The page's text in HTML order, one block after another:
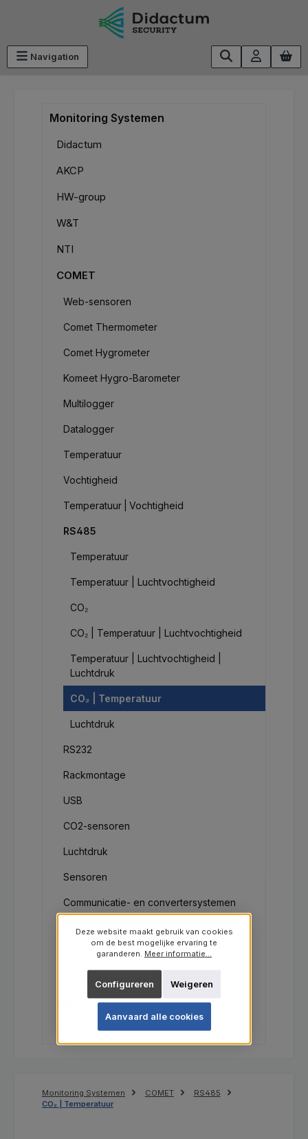
Navigation
Monitoring Systemen
Didactum
AKCP
HW-group
W&T
NTI
COMET
Web-sensoren
Comet Thermometer
Comet Hygrometer
Komeet Hygro-Barometer
Multilogger
Datalogger
Temperatuur
Vochtigheid
Temperatuur | Vochtigheid
RS485
Temperatuur
Temperatuur | Luchtvochtigheid
CO₂
CO₂ | Temperatuur | Luchtvochtigheid
Temperatuur | Luchtvochtigheid |
Luchtdruk
CO₂ | Temperatuur
Luchtdruk
RS232
Rackmontage
USB
CO2-sensoren
Luchtdruk
Sensoren
Communicatie- en convertersystemen
Accessoires
Comet Cloud
Geaccrediteerde kalibratie
Monitoring Systemen COMET
RS485
CO₂ | Temperatuur
Deze website maakt gebruik van cookies
om de best mogelijke ervaring te
garanderen. Meer informatie...
Weigeren
Configureren
Aanvaard alle cookies